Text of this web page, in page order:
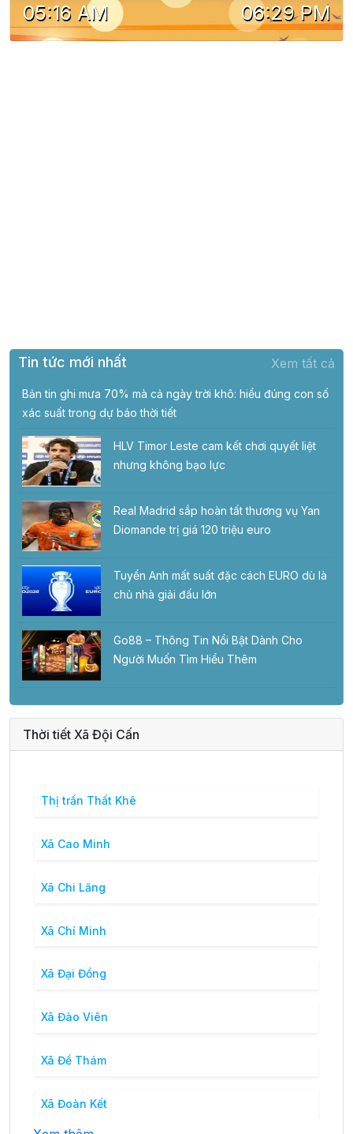
05:16 AM 06:29 PM
Tin tức mới nhất Xem tất cả
Bản tin ghi mưa 70% mà cả ngày trời khô: hiểu đúng con số
xác suất trong dự báo thời tiết
HLV Timor Leste cam kết chơi quyết liệt
nhưng không bạo lực
Real Madrid sắp hoàn tất thương vụ Yan
Diomande trị giá 120 triệu euro
Tuyển Anh mất suất đặc cách EURO dù là
chủ nhà giải đấu lớn
Go88 – Thông Tin Nổi Bật Dành Cho
Người Muốn Tìm Hiểu Thêm
Thời tiết Xã Đội Cấn
Thị trấn Thất Khê
Xã Cao Minh
Xã Chi Lăng
Xã Chí Minh
Xã Đại Đồng
Xã Đào Viên
Xã Đề Thám
Xã Đoàn Kết